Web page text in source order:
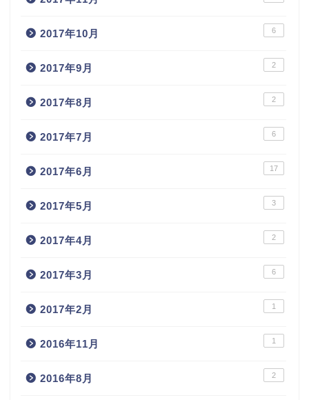
2017年10月 6
2017年9月 2
2017年8月 2
2017年7月 6
2017年6月 17
2017年5月 3
2017年4月 2
2017年3月 6
2017年2月 1
2016年11月 1
2016年8月 2